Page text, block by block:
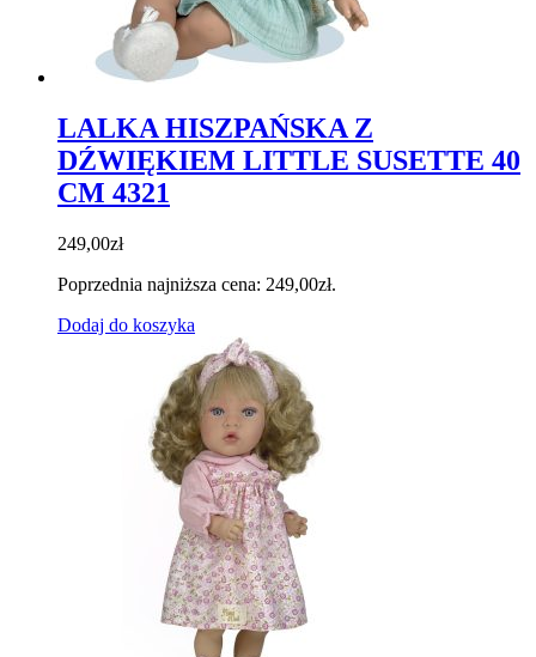
LALKA HISZPAŃSKA Z
DŹWIĘKIEM LITTLE SUSETTE 40
CM 4321
249,00zł
Poprzednia najniższa cena: 249,00zł.
Dodaj do koszyka